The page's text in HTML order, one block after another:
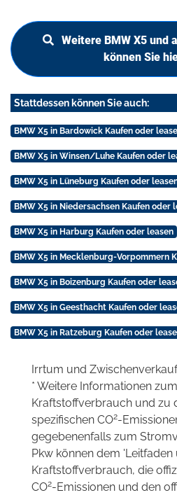
Weitere BMW X5 und
können Sie
Stattdessen können Sie auch:
BMW X5 in Bardowick Kaufen oder
BMW X5 in Winsen/Luhe Kaufen oder
BMW X5 in Lüneburg Kaufen oder
BMW X5 in Niedersachsen Kaufen oder
BMW X5 in Harburg Kaufen oder leasen
BMW X5 in Mecklenburg-Vorpommern
BMW X5 in Boizenburg Kaufen oder
BMW X5 in Geesthacht Kaufen oder
BMW X5 in Ratzeburg Kaufen oder
Irrtum und
* Weitere Informationen
Kraftstoffverbrauch und zu
spezifischen CO2-
gegebenenfalls zum
Pkw können dem
Kraftstoffverbrauch, die
CO2-Emissionen und den